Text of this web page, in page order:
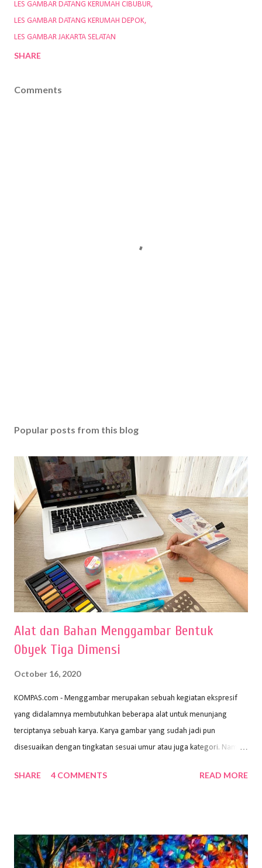
LES GAMBAR DATANG KERUMAH CIBUBUR
LES GAMBAR DATANG KERUMAH DEPOK
LES GAMBAR JAKARTA SELATAN
SHARE
Comments
Popular posts from this blog
Alat dan Bahan Menggambar Bentuk
Obyek Tiga Dimensi
October 16, 2020
KOMPAS.com - Menggambar merupakan sebuah kegiatan ekspresif
yang didalamnya membutuhkan beberapa alat untuk menunjang
terciptanya sebuah karya. Karya gambar yang sudah jadi pun
disesuaikan dengan tingkatan sesuai umur atau juga kategori. Namun,
sehingga hasilnya bisa dilihat. Peran alat dan bahan sangat
memiliki spesifikasi berbeda sesuai jenisnya. Berikut peralatan
menggambar bentuk: 1. Kertas Gambar Kegiatan menggambar
SHARE 4 COMMENTS READ MORE